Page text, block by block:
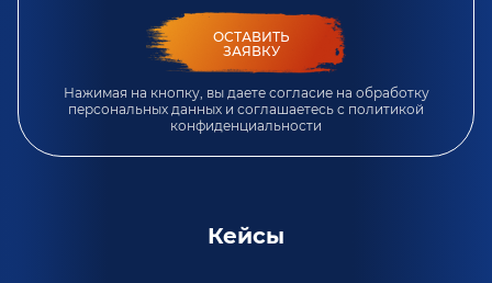
ОСТАВИТЬ
ЗАЯВКУ
Нажимая на кнопку, вы даете согласие на обработку
персональных данных и соглашаетесь c политикой
конфиденциальности
Кейсы